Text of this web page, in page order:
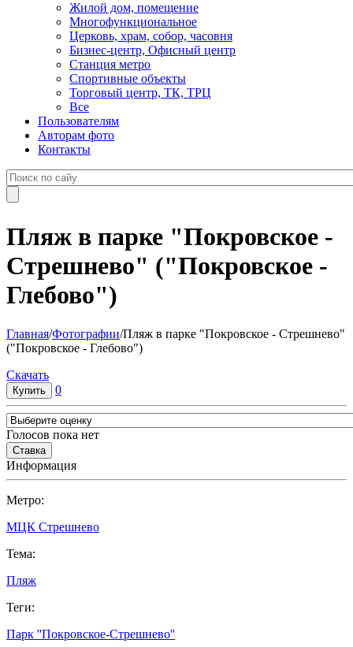
Жилой дом, помещение
Многофункциональное
Церковь, храм, собор, часовня
Бизнес-центр, Офисный центр
Станция метро
Спортивные объекты
Торговый центр, ТК, ТРЦ
Все
Пользователям
Авторам фото
Контакты
Пляж в парке "Покровское -
Стрешнево" ("Покровское -
Глебово")
Главная/Фотографии/Пляж в парке "Покровское - Стрешнево"
("Покровское - Глебово")
Cкачать
0
Голосов пока нет
Информация
Метро:
МЦК Стрешнево
Тема:
Пляж
Теги:
Парк ''Покровское-Стрешнево''